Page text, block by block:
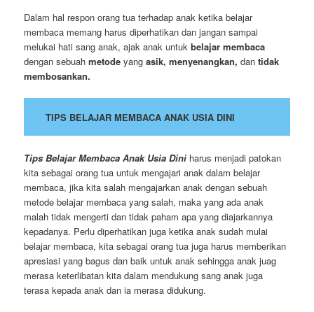
Dalam hal respon orang tua terhadap anak ketika belajar
membaca memang harus diperhatikan dan jangan sampai
melukai hati sang anak, ajak anak untukbelajar membaca
dengan sebuahmetode yangasik, menyenangkan, dantidak
membosankan.
TIPS BELAJAR MEMBACA ANAK USIA DINI
Tips Belajar Membaca Anak Usia Dini harus menjadi patokan
kita sebagai orang tua untuk mengajari anak dalam belajar
membaca, jika kita salah mengajarkan anak dengan sebuah
metode belajar membaca yang salah, maka yang ada anak
malah tidak mengerti dan tidak paham apa yang diajarkannya
kepadanya. Perlu diperhatikan juga ketika anak sudah mulai
belajar membaca, kita sebagai orang tua juga harus memberikan
apresiasi yang bagus dan baik untuk anak sehingga anak juag
merasa keterlibatan kita dalam mendukung sang anak juga
terasa kepada anak dan ia merasa didukung.